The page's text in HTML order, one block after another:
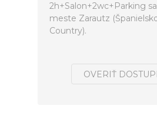
2h+Salon+2wc+Parking
meste Zarautz
Country).
OVERIŤ